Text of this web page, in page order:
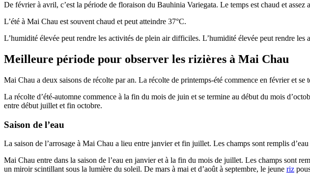
De février à avril, c’est la période de floraison du Bauhinia Variegata. Le temps est chaud et assez
L’été à Mai Chau est souvent chaud et peut atteindre 37°C.
L’humidité élevée peut rendre les activités de plein air difficiles. L’humidité élevée peut rendre
Meilleure période pour observer les rizières à Mai Chau
Mai Chau a deux saisons de récolte par an. La récolte de printemps-été commence en février et se
La récolte d’été-automne commence à la fin du mois de juin et se termine au début du mois
entre début juillet et fin octobre.
Saison de l’eau
La saison de l’arrosage à Mai Chau a lieu entre janvier et fin juillet. Les champs sont remplis
Mai Chau entre dans la saison de l’eau en janvier et à la fin du mois de juillet. Les champs sont
un miroir scintillant sous la lumière du soleil. De mars à mai et d’août à septembre, le jeune riz